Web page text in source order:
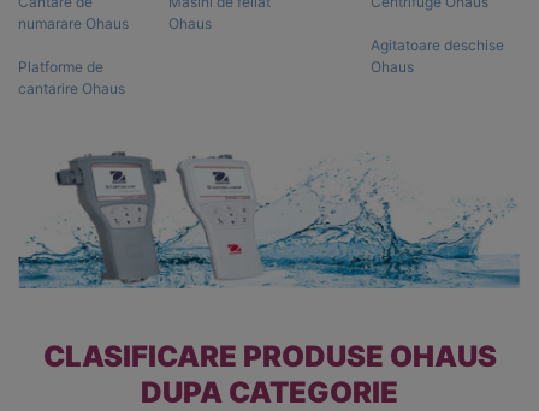
numarare Ohaus
Platforme de
cantarire Ohaus
Agitatoare deschise
Ohaus
Ohaus
CLASIFICARE PRODUSE OHAUS
DUPA CATEGORIE